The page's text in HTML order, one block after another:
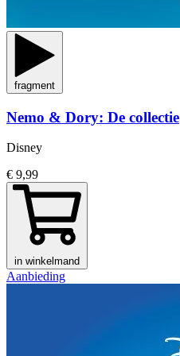
fragment
Nemo & Dory: De collectie
Disney
€ 9,99
in winkelmand
Aanbieding